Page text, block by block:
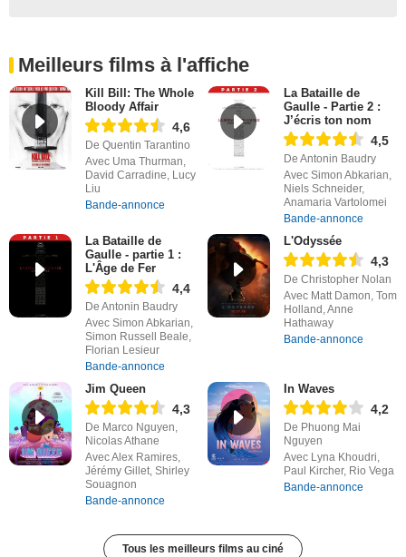
Meilleurs films à l'affiche
Kill Bill: The Whole
Bloody Affair
4,6
De Quentin Tarantino
Avec Uma Thurman,
David Carradine, Lucy
Liu
Bande-annonce
La Bataille de
Gaulle - Partie 2 :
J’écris ton nom
4,5
De Antonin Baudry
Avec Simon Abkarian,
Niels Schneider,
Anamaria Vartolomei
Bande-annonce
La Bataille de
Gaulle - partie 1 :
L'Âge de Fer
4,4
De Antonin Baudry
Avec Simon Abkarian,
Simon Russell Beale,
Florian Lesieur
Bande-annonce
L'Odyssée
4,3
De Christopher Nolan
Avec Matt Damon, Tom
Holland, Anne
Hathaway
Bande-annonce
Jim Queen
4,3
De Marco Nguyen,
Nicolas Athane
Avec Alex Ramires,
Jérémy Gillet, Shirley
Souagnon
Bande-annonce
In Waves
4,2
De Phuong Mai
Nguyen
Avec Lyna Khoudri,
Paul Kircher, Rio Vega
Bande-annonce
Tous les meilleurs films au ciné